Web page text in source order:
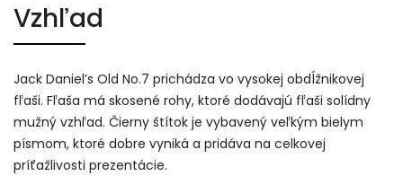
Vzhľad
Jack Daniel’s Old No.7 prichádza vo vysokej obdĺžnikovej
fľaši. Fľaša má skosené rohy, ktoré dodávajú fľaši solídny
mužný vzhľad. Čierny štítok je vybavený veľkým bielym
písmom, ktoré dobre vyniká a pridáva na celkovej
príťažlivosti prezentácie.